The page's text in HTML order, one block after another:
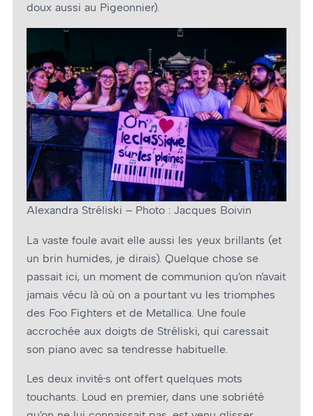
doux aussi au Pigeonnier).
Alexandra Stréliski – Photo : Jacques Boivin
La vaste foule avait elle aussi les yeux brillants (et
un brin humides, je dirais). Quelque chose se
passait ici, un moment de communion qu’on n’avait
jamais vécu là où on a pourtant vu les triomphes
des Foo Fighters et de Metallica. Une foule
accrochée aux doigts de Stréliski, qui caressait
son piano avec sa tendresse habituelle.
Les deux invité·s ont offert quelques mots
touchants. Loud en premier, dans une sobriété